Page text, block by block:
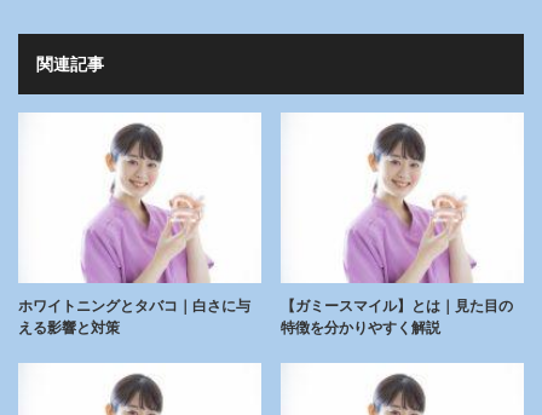
関連記事
ホワイトニングとタバコ｜白さに与
える影響と対策
【ガミースマイル】とは｜見た目の
特徴を分かりやすく解説